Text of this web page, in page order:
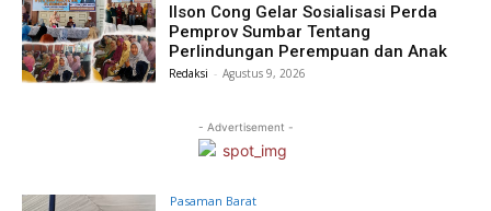
Ilson Cong Gelar Sosialisasi Perda
Pemprov Sumbar Tentang
Perlindungan Perempuan dan Anak
Redaksi - Agustus 9, 2026
- Advertisement -
Pasaman Barat